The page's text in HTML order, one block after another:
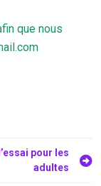
que nous
pour les
adultes